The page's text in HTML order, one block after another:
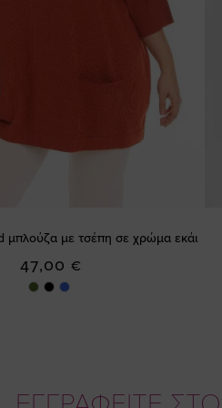
μπλούζα με τσέπη σε χρώμα εκάι
47,00 €